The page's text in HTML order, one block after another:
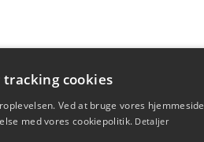
cookies
Ved at bruge vores hjemmeside
med vores cookiepolitik. Detaljer